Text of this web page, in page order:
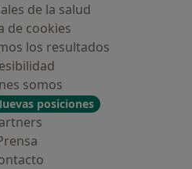
de la salud
de cookies
los resultados
somos
posiciones